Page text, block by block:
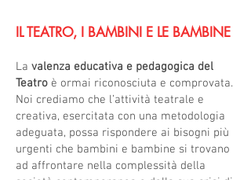
IL TEATRO, I BAMBINI E LE BAMBINE
La valenza educativa e pedagogica del
Teatro è ormai riconosciuta e comprovata.
Noi crediamo che l’attività teatrale e
creativa, esercitata con una metodologia
adeguata, possa rispondere ai bisogni più
urgenti che bambini e bambine si trovano
ad affrontare nella complessità della